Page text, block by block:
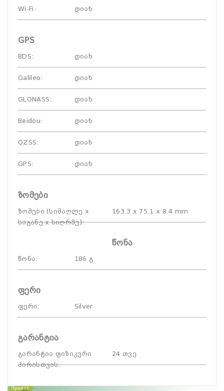
Wi-Fi : დიახ
GPS
BDS: დიახ
Galileo: დიახ
GLONASS: დიახ
Beidou: დიახ
QZSS: დიახ
GPS: დიახ
ზომები
ზომები (სიმაღლე x
სიგანე x სიღრმე):
163.3 x 75.1 x 8.4 mm
წონა
წონა: 186 გ
ფერი
ფერი: Silver
გარანტია
გარანტია ფიზიკური
პირისთვის:
24 თვე